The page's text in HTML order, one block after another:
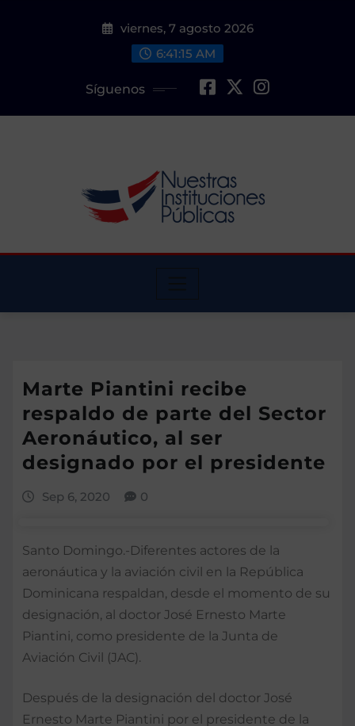
viernes, 7 agosto 2026
6:41:17 AM
Síguenos
Marte Piantini recibe
respaldo de parte del Sector
Aeronáutico, al ser
designado por el presidente
Sep 6, 2020 0
Santo Domingo.-Diferentes actores de la
aeronáutica y la aviación civil en la República
Dominicana respaldan, desde el momento de su
designación, al doctor José Ernesto Marte
Piantini, como presidente de la Junta de
Aviación Civil (JAC).
Después de la designación del doctor José
Ernesto Marte Piantini por el presidente de la